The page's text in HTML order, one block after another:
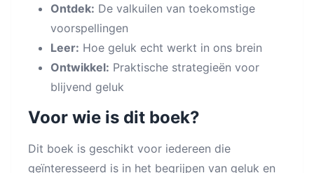
Ontdek: De valkuilen van toekomstige
voorspellingen
Leer: Hoe geluk echt werkt in ons brein
Ontwikkel: Praktische strategieën voor
blijvend geluk
Voor wie is dit boek?
Dit boek is geschikt voor iedereen die
geïnteresseerd is in het begrijpen van geluk en